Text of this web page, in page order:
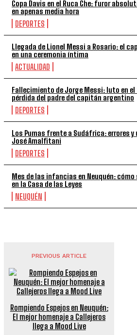
Copa Davis en el Ruca Che: furor
en apenas media hora
DEPORTES
Llegada de Lionel Messi a Rosario: el
en una ceremonia íntima
ACTUALIDAD
Fallecimiento de Jorge Messi: luto en
pérdida del padre del capitán argentino
DEPORTES
Los Pumas frente a Sudáfrica: errores y
José Amalfitani
DEPORTES
Mes de las infancias en Neuquén:
en la Casa de las Leyes
NEUQUÉN
PREVIOUS ARTICLE
Rompiendo Espejos en Neuquén:
El mejor homenaje a Callejeros
llega a Mood Live